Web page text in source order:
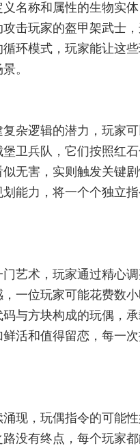
名称和属性的生物实
击玩家的盔甲架武士
环模式，玩家能让这
。
杂逻辑的潜力，玩家
卫兵队，它们按照红
无害，实则触发关键
能力，将一个个独立
艺术，玩家通过精心
一位玩家可能花费数
与方块构成的玩偶，
活和值得留恋，每一
现，玩偶指令的可能
没有终点，每个玩家